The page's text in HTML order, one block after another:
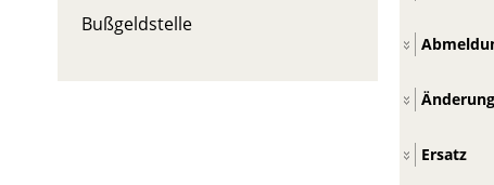
Bußgeldstelle
Ersatz